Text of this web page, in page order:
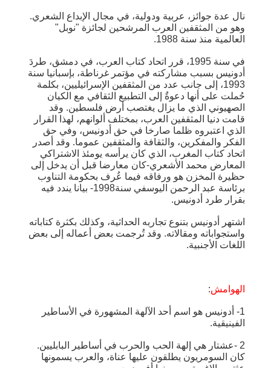
نال عدة جوائز، عربية ودولية، في مجال الإبداع الشعري.
وهو من المثقفين العرب المرشحين لجائزة "نوبل"
العالمية منذ سنة 1988.
في سنة 1995، قرر اتحاد كتاب العرب، في دمشق، طردَ
أدونيس بسبب مشاركته في مؤتمر غرناطة، بإسبانيا سنة
1993، إلى جانب عدد من المثقفين الإسرائيليين، بكلمة
حُملت على أنها دعوةٌ إلى التطبيع الثقافي مع الكيان
الصهيوني الذي ما يزال يغتصب أرض فلسطين. وقد
قامت دنيا المثقفين العرب، بمختلف ألوانهم، لهذا القرار
الذي اعتبروه ظلما صارخا في حق أدونيس، وفي حق
الفكر والمفكرين، والثقافة والمثقفين عموما. وقد أصدر
اتحاد كتاب المغرب، الذي كان يرأسه يومئذ الاشتراكي
المعارض محمد الأشعري-كان معارضا قبل أن يدخل إلى
حظيرة المخزن هو ورفاقه فيما عُرف بحكومة التناوب
برئاسة عبد الرحمن اليوسفي سنة1998- بيانا يندد فيه
بقرار طرد أدونيس.
اشتهر أدونيس بتنوع تجاربه الحداثية، وكذلك بكثرة كتاباته
واستجواباته ومقالاته. وقد تُرجمت بعض أعماله إلى بعض
اللغات الأجنبية.
الهوامش:
1- أدونيس هو اسم أحد الآلهة المشهورة في الأساطير
الفينيقية.
2 -عشتار هي إلهة الحب والحرب في أساطير البابليين.
كان السومريون يطلقون عليها عناة، والعرب يسمونها